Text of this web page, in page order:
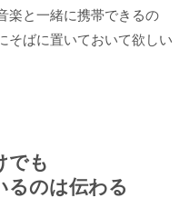
楽と一緒に携帯できるの
そばに置いておいて欲しい
でも
るのは伝わる